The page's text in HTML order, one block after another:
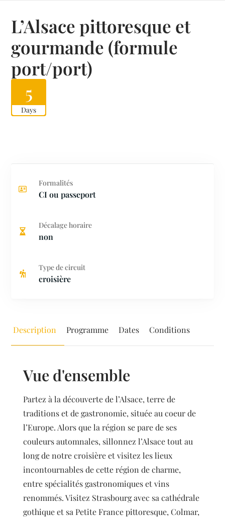
L’Alsace pittoresque et
gourmande (formule
port/port)
5
Days
Formalités
CI ou passeport
Décalage horaire
non
Type de circuit
croisière
Description Programme Dates Conditions
Vue d'ensemble
Partez à la découverte de l’Alsace, terre de
traditions et de gastronomie, située au coeur de
l’Europe. Alors que la région se pare de ses
couleurs automnales, sillonnez l’Alsace tout au
long de notre croisière et visitez les lieux
incontournables de cette région de charme,
entre spécialités gastronomiques et vins
renommés. Visitez Strasbourg avec sa cathédrale
gothique et sa Petite France pittoresque, Colmar,